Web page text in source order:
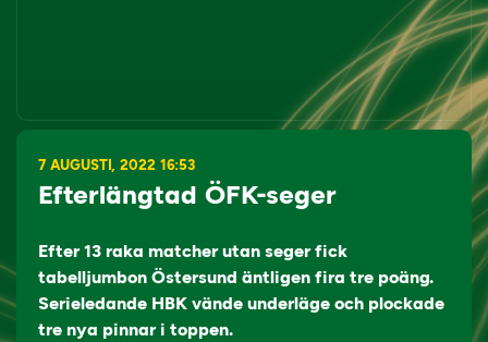
7 AUGUSTI, 2022 16:53
Efterlängtad ÖFK-seger
Efter 13 raka matcher utan seger fick
tabelljumbon Östersund äntligen fira tre poäng.
Serieledande HBK vände underläge och plockade
tre nya pinnar i toppen.